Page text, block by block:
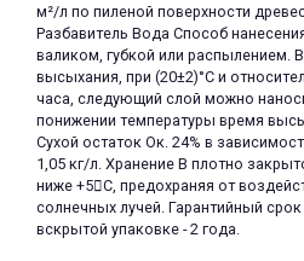
м²/л по пиленой поверхности
Разбавитель Вода Способ
валиком, губкой или распылением.
высыхания, при (20±2)°C и
часа, следующий слой можно
понижении температуры время
Сухой остаток Ок. 24% в
1,05 кг/л. Хранение В плотно
ниже +5С, предохраняя от
солнечных лучей. Гарантийный
вскрытой упаковке - 2 года.